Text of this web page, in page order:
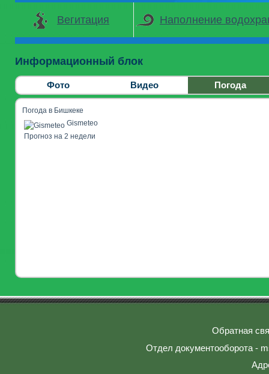
Вегитация Наполнение
Информационный блок
Фото Видео Погода
Погода в Бишкеке
Gismeteo
Прогноз на 2 недели
Обратная
Отдел документооборота -